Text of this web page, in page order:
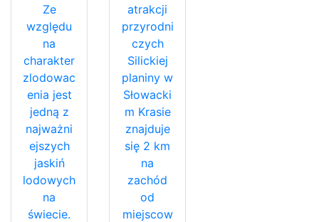
Ze
względu
na
charakter
zlodowac
enia jest
jedną z
najważni
ejszych
jaskiń
lodowych
na
świecie.
atrakcji
przyrodni
czych
Silickiej
planiny w
Słowacki
m Krasie
znajduje
się 2 km
na
zachód
od
miejscow